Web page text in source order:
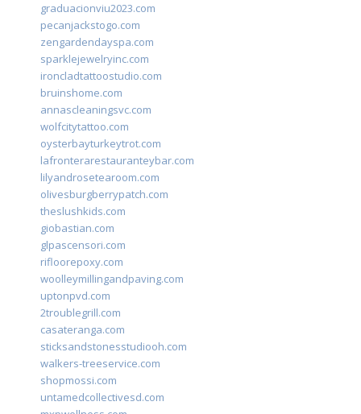
graduacionviu2023.com
pecanjackstogo.com
zengardendayspa.com
sparklejewelryinc.com
ironcladtattoostudio.com
bruinshome.com
annascleaningsvc.com
wolfcitytattoo.com
oysterbayturkeytrot.com
lafronterarestauranteybar.com
lilyandrosetearoom.com
olivesburgberrypatch.com
theslushkids.com
giobastian.com
glpascensori.com
rifloorepoxy.com
woolleymillingandpaving.com
uptonpvd.com
2troublegrill.com
casateranga.com
sticksandstonesstudiooh.com
walkers-treeservice.com
shopmossi.com
untamedcollectivesd.com